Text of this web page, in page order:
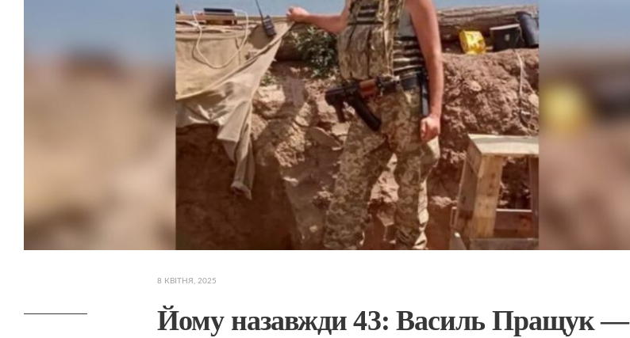
8 КВІТНЯ, 2025
Йому назавжди 43: Василь Пращук —